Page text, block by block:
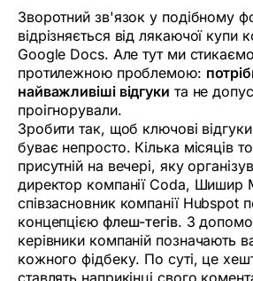
Зворотний зв'язок у подібному
відрізняється від лякаючої купи
Google Docs. Але тут ми
протилежною проблемою:
найважливіші відгуки та не
проігнорували.
Зробити так, щоб ключові
буває непросто. Кілька місяців
присутній на вечері, яку
директор компанії Coda, Шишир
співзасновник компанії Hubspot
концепцією флеш-тегів. З
керівники компаній позначають
кожного фідбеку. По суті, це